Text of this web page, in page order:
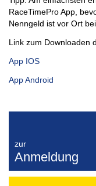
RaceTimePro App,
Nenngeld ist vor Ort
Link zum Downloaden
App IOS
App Android
zur
Anmeldung